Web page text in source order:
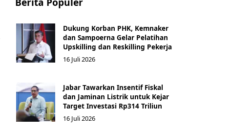
Dukung Korban PHK, Kemnaker
dan Sampoerna Gelar Pelatihan
Upskilling dan Reskilling Pekerja
16 Juli 2026
Jabar Tawarkan Insentif Fiskal
dan Jaminan Listrik untuk Kejar
Target Investasi Rp314 Triliun
16 Juli 2026